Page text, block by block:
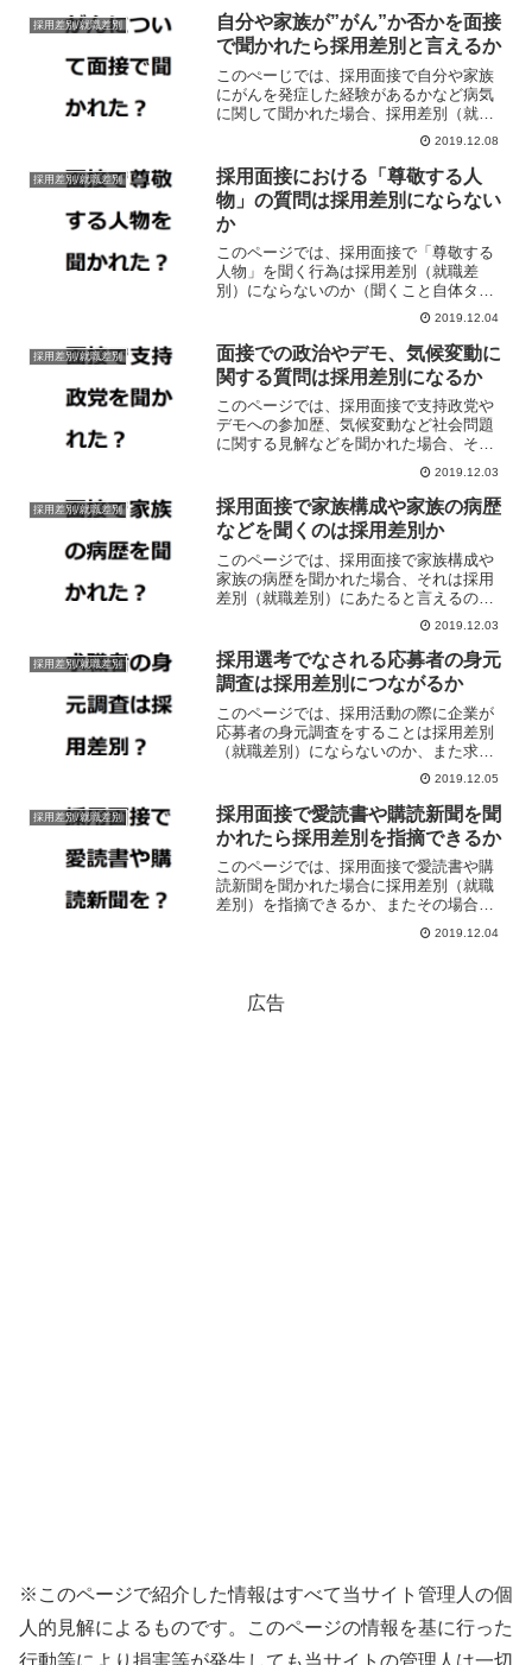
採用差別/就職差別
自分や家族が”がん”か否かを面接
で聞かれたら採用差別と言えるか
このぺーじでは、採用面接で自分や家族
にがんを発症した経験があるかなど病気
に関して聞かれた場合、採用差別（就職
差別）の問題を提起できるか、また面接
でがんなど病気に関する質問を受けた場
合の対処法などについて解説していま
す。
2019.12.08
採用差別/就職差別
採用面接における「尊敬する人
物」の質問は採用差別にならない
か
このページでは、採用面接で「尊敬する
人物」を聞く行為は採用差別（就職差
別）にならないのか（聞くこと自体タブ
ーではないのか）、また面接で「尊敬す
る人物」を聞かれた場合の対処法などに
ついて解説しています。
2019.12.04
採用差別/就職差別
面接での政治やデモ、気候変動に
関する質問は採用差別になるか
このページでは、採用面接で支持政党や
デモへの参加歴、気候変動など社会問題
に関する見解などを聞かれた場合、それ
を採用差別（就職差別）として非難でき
るか、また採用面接で思想信条に関する
質問を受けた場合の対処法について解説
しています。
2019.12.03
採用差別/就職差別
採用面接で家族構成や家族の病歴
などを聞くのは採用差別か
このページでは、採用面接で家族構成や
家族の病歴を聞かれた場合、それは採用
差別（就職差別）にあたると言えるの
か、またそのような家族に関する事項を
聴かれた場合の対処法などについて解説
しています。
2019.12.03
採用差別/就職差別
採用選考でなされる応募者の身元
調査は採用差別につながるか
このページでは、採用活動の際に企業が
応募者の身元調査をすることは採用差別
（就職差別）にならないのか、また求職
者が身元調査を受けた場合の対象法など
2019.12.05
採用差別/就職差別
採用面接で愛読書や購読新聞を聞
かれたら採用差別を指摘できるか
このページでは、採用面接で愛読書や購
読新聞を聞かれた場合に採用差別（就職
差別）を指摘できるか、またその場合の
対処法について解説しています。2019.12.04
広告
※このページで紹介した情報はすべて当サイト管理人の個
人的見解によるものです。このページの情報を基に行った